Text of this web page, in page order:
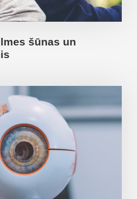
šūnas un